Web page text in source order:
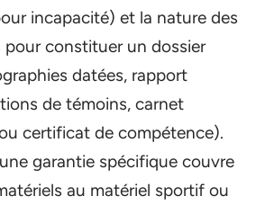
incapacité) et la nature des
pour constituer un dossier
datées, rapport
de témoins, carnet
certificat de compétence).
garantie spécifique couvre
au matériel sportif ou